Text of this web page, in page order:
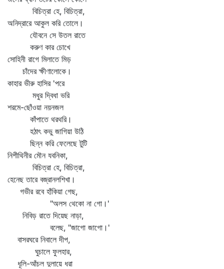
বিচিত্রা হে, বিচিত্রা,
অনিদ্রারে আকুল করি তোলে।
যৌবনে সে উতল রাতে
করুণ কার চোখে
সোহিনী রাগে মিলাতে মিড়
চাঁদের ক্ষীণালোকে।
কাহার ভীরু হাসির 'পরে
মধুর দ্বিধা ভরি
শরমে-ছোঁওয়া নয়নজল
কাঁপাতে থরথরি।
হঠাৎ কভু জাগিয়া উঠি
ছিন্ন করি ফেলেছে টুটি
নিশীথিনীর মৌন যবনিকা,
বিচিত্রা হে, বিচিত্রা,
হেনেছ তারে বজ্রানলশিখা।
গভীর রবে হাঁকিয়া গেছ,
"অলস থেকো না গো।'
নিবিড় রাতে দিয়েছ নাড়া,
বলেছ, "জাগো জাগো।'
বাসরঘরে নিবালে দীপ,
ঘুচালে ফুলহার,
ধূলি-আঁচল দুলায়ে ধরা